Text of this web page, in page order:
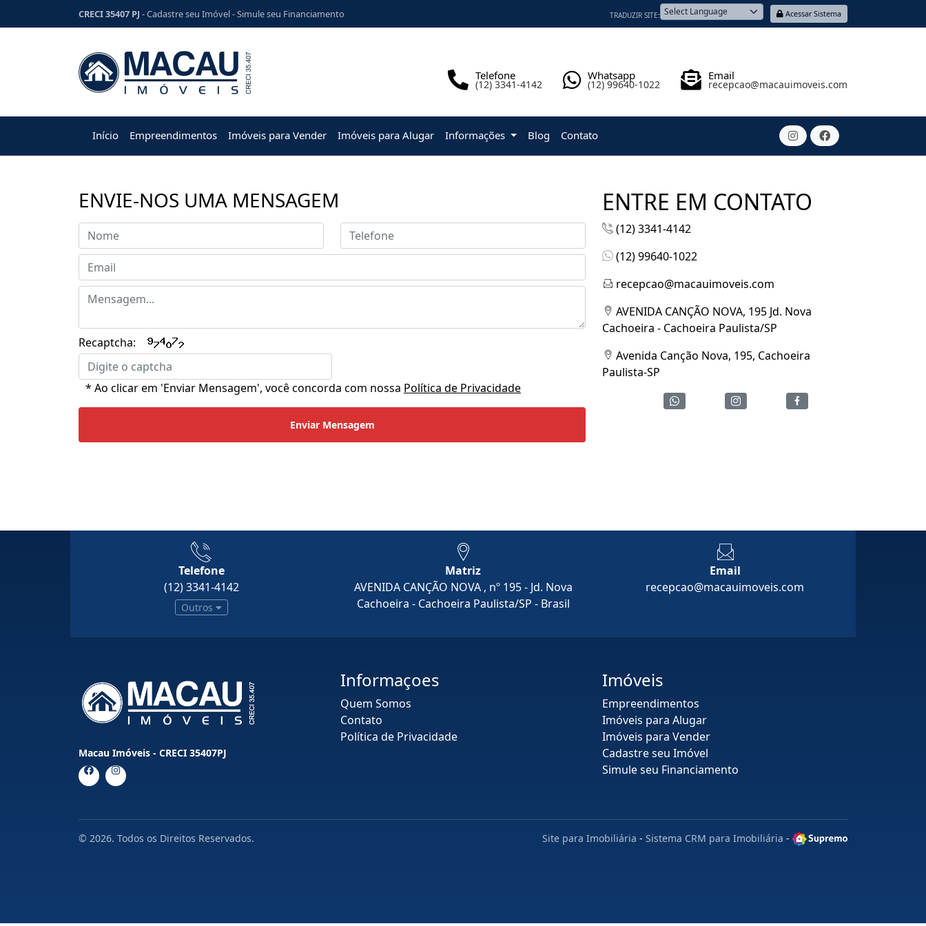
CRECI 35407 PJ -Cadastre seu Imóvel-Simule seu Financiamento Acessar Sistema
TRADUZIR SITE:
Email
recepcao@macauimoveis.com
Whatsapp
(12) 99640-1022
Telefone
(12) 3341-4142
Início Empreendimentos Imóveis para Vender Imóveis para Alugar Informações Blog Contato
ENVIE-NOS UMA MENSAGEM
Recaptcha:
* Ao clicar em 'Enviar Mensagem', você concorda com nossa Política de Privacidade
Enviar Mensagem
ENTRE EM CONTATO
(12) 3341-4142
(12) 99640-1022
recepcao@macauimoveis.com
AVENIDA CANÇÃO NOVA, 195 Jd. Nova
Cachoeira - Cachoeira Paulista/SP
Avenida Canção Nova, 195, Cachoeira
Paulista-SP
Telefone
(12) 3341-4142
Outros
Matriz
AVENIDA CANÇÃO NOVA , nº 195 - Jd. Nova
Cachoeira - Cachoeira Paulista/SP - Brasil
Email
recepcao@macauimoveis.com
Macau Imóveis - CRECI 35407PJ
Informaçoes
Quem Somos
Contato
Política de Privacidade
Imóveis
Empreendimentos
Imóveis para Alugar
Imóveis para Vender
Cadastre seu Imóvel
Simule seu Financiamento
© 2026. Todos os Direitos Reservados. Site para Imobiliária - Sistema CRM para Imobiliária -